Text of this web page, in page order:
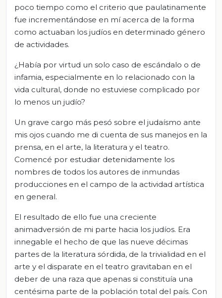
poco tiempo como el criterio que paulatinamente
fue incrementándose en mí acerca de la forma
como actuaban los judíos en determinado género
de actividades.
¿Había por virtud un solo caso de escándalo o de
infamia, especialmente en lo relacionado con la
vida cultural, donde no estuviese complicado por
lo menos un judío?
Un grave cargo más pesó sobre el judaísmo ante
mis ojos cuando me di cuenta de sus manejos en la
prensa, en el arte, la literatura y el teatro.
Comencé por estudiar detenidamente los
nombres de todos los autores de inmundas
producciones en el campo de la actividad artística
en general.
El resultado de ello fue una creciente
animadversión de mi parte hacia los judíos. Era
innegable el hecho de que las nueve décimas
partes de la literatura sórdida, de la trivialidad en el
arte y el disparate en el teatro gravitaban en el
deber de una raza que apenas si constituía una
centésima parte de la población total del país. Con